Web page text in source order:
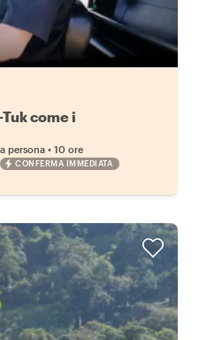
come i
a persona • 10 ore
CONFERMA IMMEDIATA